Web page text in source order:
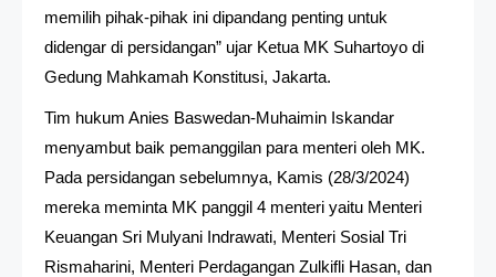
memilih pihak-pihak ini dipandang penting untuk
didengar di persidangan” ujar Ketua MK Suhartoyo di
Gedung Mahkamah Konstitusi, Jakarta.
Tim hukum Anies Baswedan-Muhaimin Iskandar
menyambut baik pemanggilan para menteri oleh MK.
Pada persidangan sebelumnya, Kamis (28/3/2024)
mereka meminta MK panggil 4 menteri yaitu Menteri
Keuangan Sri Mulyani Indrawati, Menteri Sosial Tri
Rismaharini, Menteri Perdagangan Zulkifli Hasan, dan